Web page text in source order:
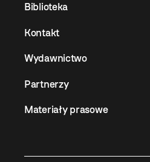
Biblioteka
Kontakt
Wydawnictwo
Partnerzy
Materiały prasowe